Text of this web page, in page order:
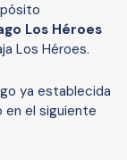
Los Héroes
Los Héroes.
ya establecida
en el siguiente